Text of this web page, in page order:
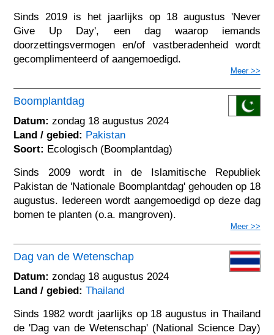
Sinds 2019 is het jaarlijks op 18 augustus 'Never
Give Up Day', een dag waarop iemands
doorzettingsvermogen en/of vastberadenheid wordt
gecomplimenteerd of aangemoedigd.
Meer >>
Boomplantdag
Datum: zondag 18 augustus 2024
Land / gebied: Pakistan
Soort: Ecologisch (Boomplantdag)
Sinds 2009 wordt in de Islamitische Republiek
Pakistan de 'Nationale Boomplantdag' gehouden op 18
augustus. Iedereen wordt aangemoedigd op deze dag
bomen te planten (o.a. mangroven).
Meer >>
Dag van de Wetenschap
Datum: zondag 18 augustus 2024
Land / gebied: Thailand
Sinds 1982 wordt jaarlijks op 18 augustus in Thailand
de 'Dag van de Wetenschap' (National Science Day)